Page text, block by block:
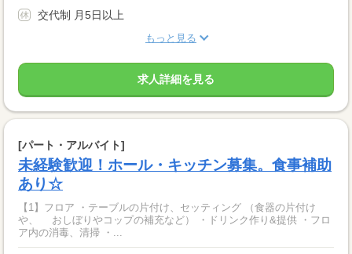
交代制 月5日以上
もっと見る
求人詳細を見る
[パート・アルバイト]
未経験歓迎！ホール・キッチン募集。食事補助
あり☆
【1】フロア ・テーブルの片付け、セッティング （食器の片付け
や、 おしぼりやコップの補充など） ・ドリンク作り&提供 ・フロ
ア内の消毒、清掃 ・...